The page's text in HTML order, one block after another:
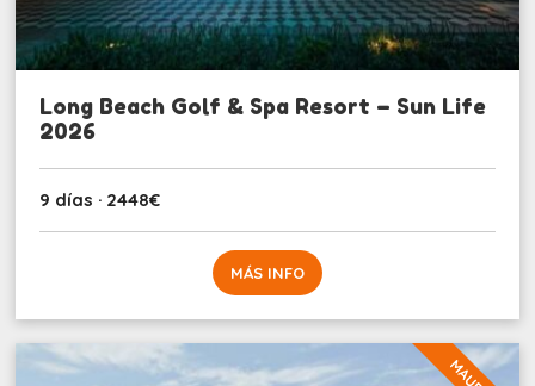
Long Beach Golf & Spa Resort – Sun Life
2026
9 días · 2448€
MÁS INFO